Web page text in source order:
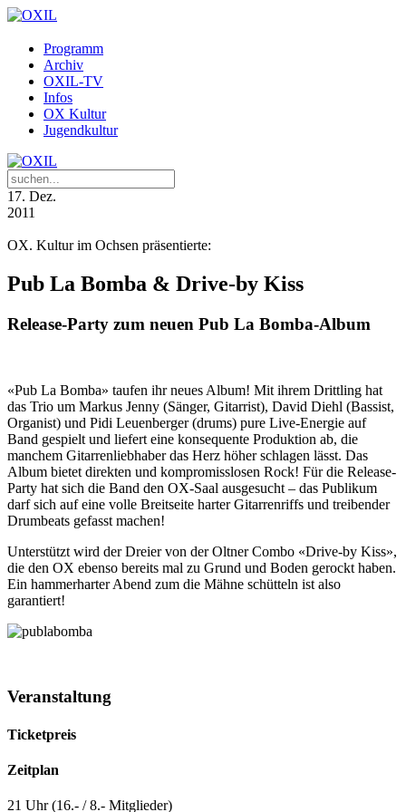
Programm
Archiv
OXIL-TV
Infos
OX Kultur
Jugendkultur
17. Dez.
2011
OX. Kultur im Ochsen präsentierte:
Pub La Bomba & Drive-by Kiss
Release-Party zum neuen Pub La Bomba-Album
«Pub La Bomba» taufen ihr neues Album! Mit ihrem Drittling hat
das Trio um Markus Jenny (Sänger, Gitarrist), David Diehl (Bassist,
Organist) und Pidi Leuenberger (drums) pure Live-Energie auf
Band gespielt und liefert eine konsequente Produktion ab, die
manchem Gitarrenliebhaber das Herz höher schlagen lässt. Das
Album bietet direkten und kompromisslosen Rock! Für die Release-
Party hat sich die Band den OX-Saal ausgesucht – das Publikum
darf sich auf eine volle Breitseite harter Gitarrenriffs und treibender
Drumbeats gefasst machen!
Unterstützt wird der Dreier von der Oltner Combo «Drive-by Kiss»,
die den OX ebenso bereits mal zu Grund und Boden gerockt haben.
Ein hammerharter Abend zum die Mähne schütteln ist also
garantiert!
Veranstaltung
Ticketpreis
Zeitplan
21 Uhr (16.- / 8.- Mitglieder)